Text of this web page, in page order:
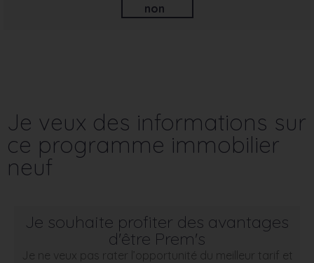
non
Je veux des informations sur
ce programme immobilier
neuf
Je souhaite profiter des avantages
d'être Prem's
Je ne veux pas rater l’opportunité du meilleur tarif et